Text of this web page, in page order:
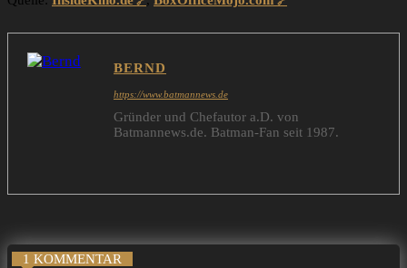
BERND
https://www.batmannews.de
Gründer und Chefautor a.D. von
Batmannews.de. Batman-Fan seit 1987.
1 KOMMENTAR